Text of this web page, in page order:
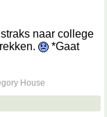
naar college
*Gaat
House